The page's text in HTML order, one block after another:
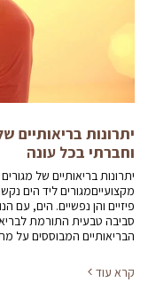
יתרונות בריאותיים
וחברתי בכל עונה
יתרונות בריאותיים של
מקצועייםמגורים ליד הים
פיזיים והן נפשיים. הים, עם
סביבה טבעית התורמת
הבריאותיים המבוססים על
קרא עוד